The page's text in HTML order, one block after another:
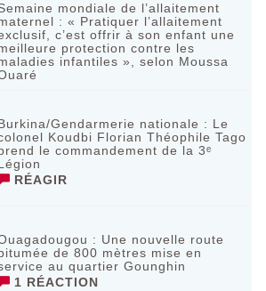
mondiale de l’allaitement
: « Pratiquer l’allaitement
c’est offrir à son enfant une
protection contre les
infantiles », selon Moussa
Gendarmerie nationale : Le
Koudbi Florian Théophile Tago
le commandement de la 3ᵉ
RÉAGIR
: Une nouvelle route
de 800 mètres mise en
au quartier Gounghin
1 RÉACTION